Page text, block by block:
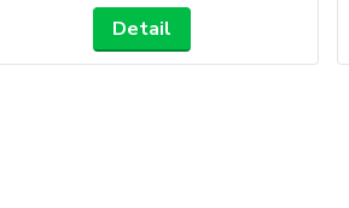
Detail